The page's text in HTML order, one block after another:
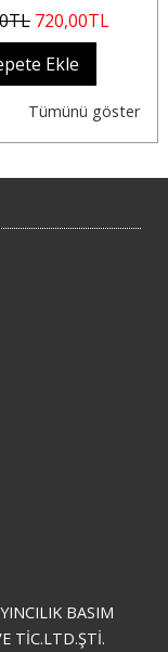
TL 720,00TL
Ekle
Tümünü göster
BASIM
TİC.LTD.ŞTİ.